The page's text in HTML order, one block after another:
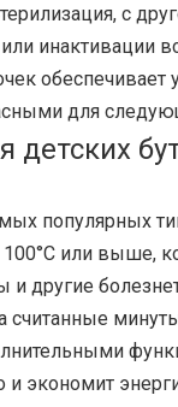
с
для
детских
популярных
или выше,
и другие
считанные
и экономит